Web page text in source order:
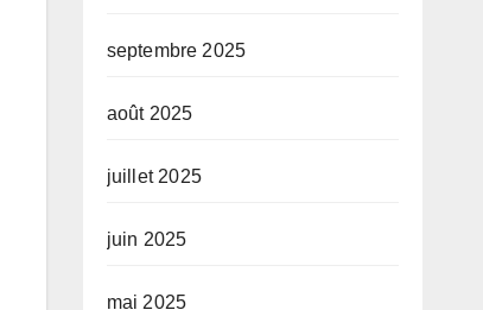
septembre 2025
août 2025
juillet 2025
juin 2025
mai 2025